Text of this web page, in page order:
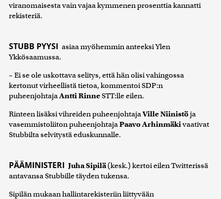
viranomaisesta vain vajaa kymmenen prosenttia kannatti
rekisteriä.
STUBB PYYSI asiaa myöhemmin anteeksi Ylen
Ykkösaamussa.
– Ei se ole uskottava selitys, että hän olisi vahingossa
kertonut virheellistä tietoa, kommentoi SDP:n
puheenjohtajaAntti RinneSTT:lle eilen.
Rinteen lisäksi vihreiden puheenjohtajaVille Niinistöja
vasemmistoliiton puheenjohtajaPaavo Arhinmäkivaativat
Stubbilta selvitystä eduskunnalle.
PÄÄMINISTERI Juha Sipilä(kesk.) kertoi eilen Twitterissä
antavansa Stubbille täyden tukensa.
Sipilän mukaan hallintarekisteriin liittyvään